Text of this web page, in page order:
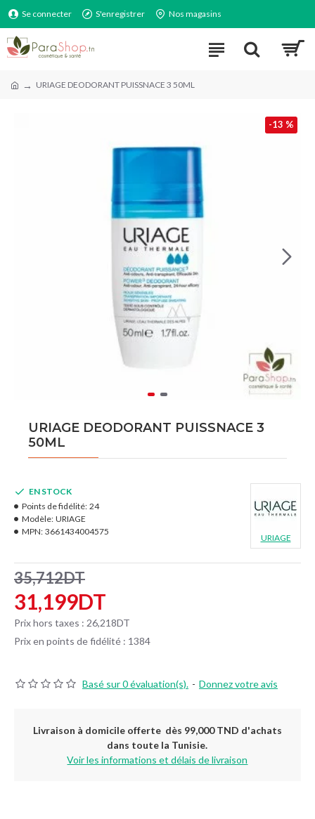
Se connecter S'enregistrer Nos magasins
URIAGE DEODORANT PUISSNACE 3 50ML
-13 %
URIAGE DEODORANT PUISSNACE 3
50ML
Basé sur 0 évaluation(s). - Donnez votre avis
31,199DT
35,712DT
Prix hors taxes : 26,218DT
Prix en points de fidélité : 1384
EN STOCK
Points de fidélité: 24
Modèle: URIAGE
MPN: 3661434004575
URIAGE
Livraison à domicile offerte dès 99,000 TND d'achats
dans toute la Tunisie.
Voir les informations et délais de livraison